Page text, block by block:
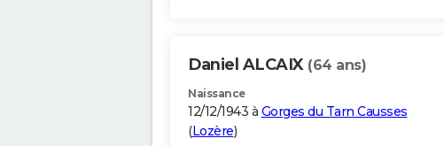
Daniel ALCAIX (64 ans)
Naissance
12/12/1943 à Gorges du Tarn Causses
(Lozère)